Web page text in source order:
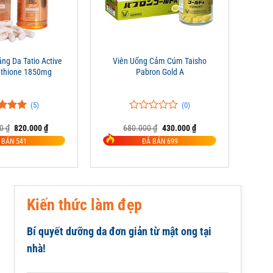
Da Tatio Active
1850mg
(5)
₫ Giá
gốc
là:
820.000₫Giá
hiện
tại
541
Viên Uống Cảm Cúm Taisho
Pabron Gold A
trên
5
đánh
(0)
680.000₫ Giá
gốc
là:
430.000₫Giá
hiện
tại
ĐÃ BÁN 699
Kiến thức làm đẹp
Bí quyết dưỡng da đơn giản từ mật ong tại
nhà!